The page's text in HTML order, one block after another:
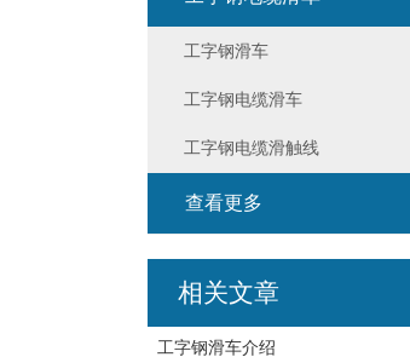
工字钢滑车
工字钢电缆滑车
工字钢电缆滑触线
查看更多
相关文章
工字钢滑车介绍